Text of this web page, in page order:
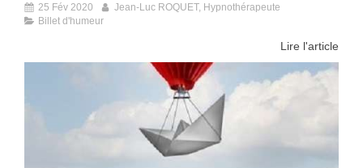
25 Fév 2020
Jean-Luc ROQUET, Hypnothérapeute
Billet d'humeur
Lire l'article